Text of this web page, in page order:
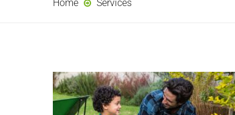
Home Services